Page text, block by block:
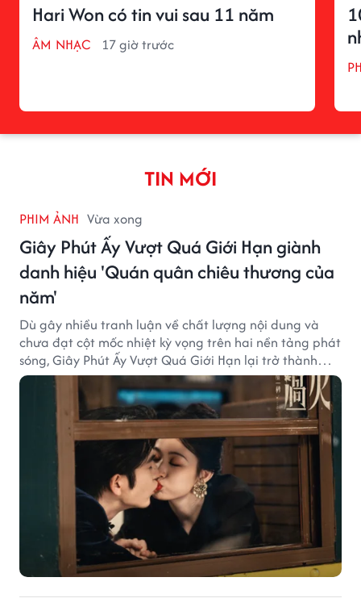
Hari Won có tin vui sau 11 năm
ÂM NHẠC 17 giờ trước
TIN MỚI
PHIM ẢNH Vừa xong
Giây Phút Ấy Vượt Quá Giới Hạn giành
danh hiệu 'Quán quân chiêu thương của
năm'
Dù gây nhiều tranh luận về chất lượng nội dung và
chưa đạt cột mốc nhiệt kỳ vọng trên hai nền tảng phát
sóng, Giây Phút Ấy Vượt Quá Giới Hạn lại trở thành
hiện tượng ở khía cạnh thương mại.